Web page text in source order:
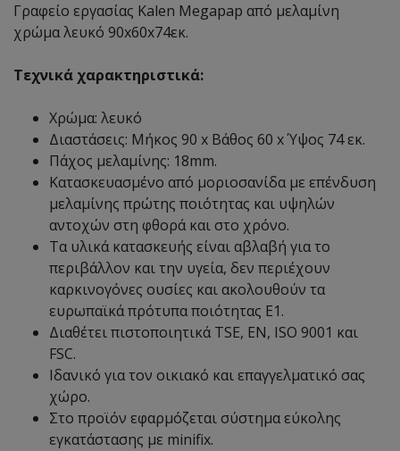
Γραφείο εργασίας Kalen Megapap από μελαμίνη
χρώμα λευκό 90x60x74εκ.
Τεχνικά χαρακτηριστικά:
Χρώμα: λευκό
Διαστάσεις: Μήκος 90 x Βάθος 60 x Ύψος 74 εκ.
Πάχος μελαμίνης: 18mm.
Κατασκευασμένο από μοριοσανίδα με επένδυση
μελαμίνης πρώτης ποιότητας και υψηλών
αντοχών στη φθορά και στο χρόνο.
Τα υλικά κατασκευής είναι αβλαβή για το
περιβάλλον και την υγεία, δεν περιέχουν
καρκινογόνες ουσίες και ακολουθούν τα
ευρωπαϊκά πρότυπα ποιότητας Ε1.
Διαθέτει πιστοποιητικά TSE, EN, ISO 9001 και
FSC.
Ιδανικό για τον οικιακό και επαγγελματικό σας
χώρο.
Στο προϊόν εφαρμόζεται σύστημα εύκολης
εγκατάστασης με minifix.